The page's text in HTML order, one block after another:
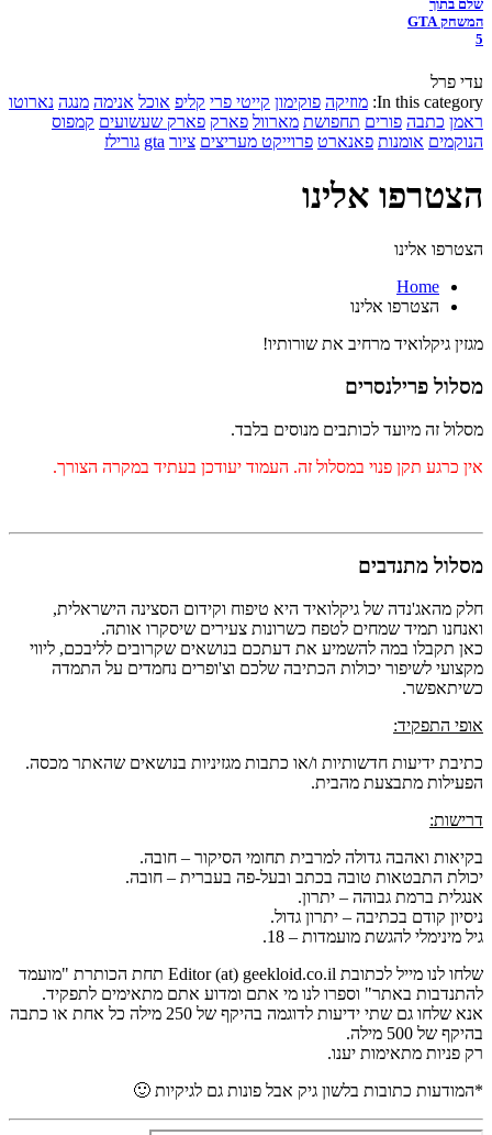
שלם בתוך
המשחק GTA
5
עדי פרל
In this category: מוזיקה פוקימון קייטי פרי קליפ אוכל אנימה מנגה נארוטו
ראמן כתבה פורים תחפושת מארוול פארק פארק שעשועים קמפוס
הנוקמים אומנות פאנארט פרוייקט מעריצים ציור gta גורילז
הצטרפו אלינו
הצטרפו אלינו
Home
הצטרפו אלינו
מגזין גיקלואיד מרחיב את שורותיו!
מסלול פרילנסרים
מסלול זה מיועד לכותבים מנוסים בלבד.
אין כרגע תקן פנוי במסלול זה. העמוד יעודכן בעתיד במקרה הצורך.
מסלול מתנדבים
חלק מהאג'נדה של גיקלואיד היא טיפוח וקידום הסצינה הישראלית,
ואנחנו תמיד שמחים לטפח כשרונות צעירים שיסקרו אותה.
כאן תקבלו במה להשמיע את דעתכם בנושאים שקרובים לליבכם, ליווי
מקצועי לשיפור יכולות הכתיבה שלכם וצ'ופרים נחמדים על התמדה
כשיתאפשר.
אופי התפקיד:
כתיבת ידיעות חדשותיות ו/או כתבות מגזיניות בנושאים שהאתר מכסה.
הפעילות מתבצעת מהבית.
דרישות:
בקיאות ואהבה גדולה למרבית תחומי הסיקור – חובה.
יכולת התבטאות טובה בכתב ובעל-פה בעברית – חובה.
אנגלית ברמת גבוהה – יתרון.
ניסיון קודם בכתיבה – יתרון גדול.
גיל מינימלי להגשת מועמדות – 18.
שלחו לנו מייל לכתובת Editor (at) geekloid.co.il תחת הכותרת "מועמד
להתנדבות באתר" וספרו לנו מי אתם ומדוע אתם מתאימים לתפקיד.
אנא שלחו גם שתי ידיעות לדוגמה בהיקף של 250 מילה כל אחת או כתבה
בהיקף של 500 מילה.
רק פניות מתאימות יענו.
*המודעות כתובות בלשון גיק אבל פונות גם לגיקיות 🙂